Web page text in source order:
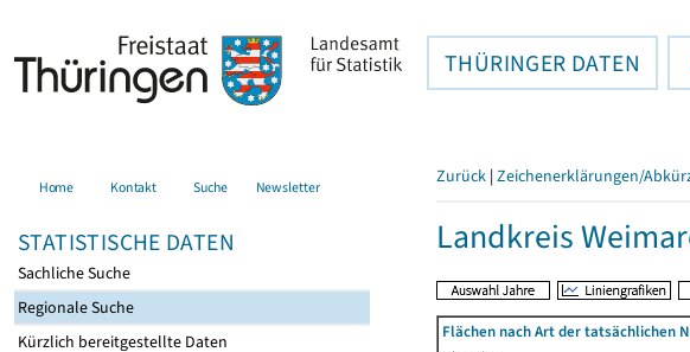
THÜRINGER DATEN
Home Kontakt Suche Newsletter
STATISTISCHE DATEN
Sachliche Suche
Regionale Suche
Kürzlich bereitgestellte Daten
Zurück | Zeichenerklärungen/
Landkreis
Flächen nach Art der tatsächlichen